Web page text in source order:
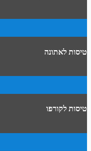
טיסות לאתונה
טיסות לקורפו